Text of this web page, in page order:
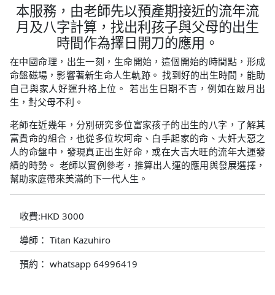
本服務，由老師先以預產期接近的流年流
月及八字計算，找出利孩子與父母的出生
時間作為擇日開刀的應用。
在中國命理，出生一刻，生命開始，這個開始的時間點，形成
命盤磁場，影響著新生命人生軌跡。 找到好的出生時間，能助
自己與家人好運升格上位。 若出生日期不吉，例如在跛月出
生，對父母不利。
老師在近幾年，分別研究多位富家孩子的出生的八字，了解其
富貴命的組合，也從多位坎坷命、白手起家的命、大奸大惡之
人的命盤中，發現真正出生好命，或在大吉大旺的流年大運發
績的時勢。 老師以實例參考，推算出人運的應用與發展選擇，
幫助家庭帶來美滿的下一代人生。
收費:HKD 3000
導師： Titan Kazuhiro
預約： whatsapp 64996419